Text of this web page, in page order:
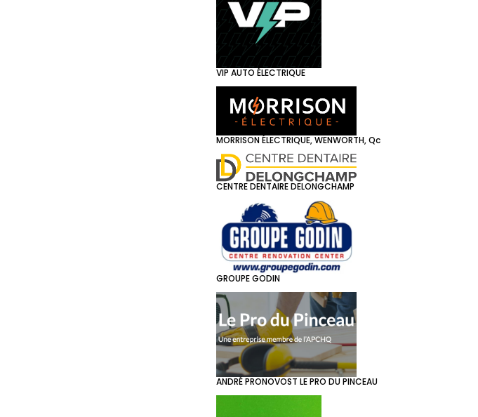
VIP AUTO ÉLECTRIQUE
MORRISON ÉLECTRIQUE, WENWORTH, Qc
CENTRE DENTAIRE DELONGCHAMP
GROUPE GODIN
ANDRÉ PRONOVOST LE PRO DU PINCEAU